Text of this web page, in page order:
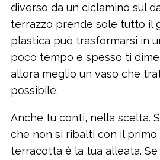
diverso da un ciclamino sul
terrazzo prende sole tutto il
plastica può trasformarsi in
poco tempo e spesso ti
allora meglio un vaso che
possibile.
Anche tu conti, nella scelta.
che non si ribalti con il
terracotta è la tua alleata.